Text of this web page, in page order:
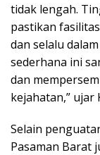
tidak lengah.
pastikan
dan selalu
sederhana ini
dan
kejahatan,” ujar
Selain
Pasaman Barat